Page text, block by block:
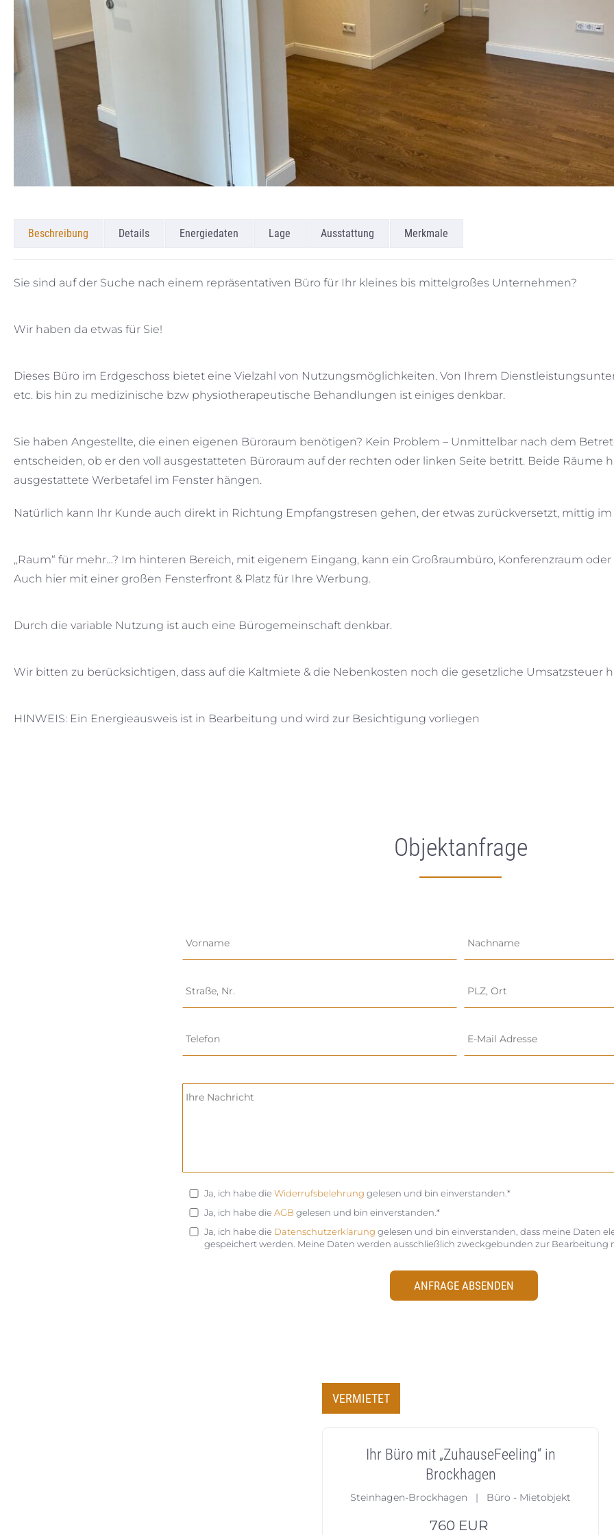
Beschreibung Details Energiedaten Lage Ausstattung Merkmale
Sie sind auf der Suche nach einem repräsentativen Büro für Ihr kleines bis mittelgroßes Unternehmen?
Wir haben da etwas für Sie!
Dieses Büro im Erdgeschoss bietet eine Vielzahl von Nutzungsmöglichkeiten. Von Ihrem
etc. bis hin zu medizinische bzw physiotherapeutische Behandlungen ist einiges denkbar.
Sie haben Angestellte, die einen eigenen Büroraum benötigen? Kein Problem – Unmittelbar nach dem
entscheiden, ob er den voll ausgestatteten Büroraum auf der rechten oder linken Seite betritt. Beide Räume
ausgestattete Werbetafel im Fenster hängen.
Natürlich kann Ihr Kunde auch direkt in Richtung Empfangstresen gehen, der etwas zurückversetzt, mittig
„Raum“ für mehr…? Im hinteren Bereich, mit eigenem Eingang, kann ein Großraumbüro, Konferenzraum
Auch hier mit einer großen Fensterfront & Platz für Ihre Werbung.
Durch die variable Nutzung ist auch eine Bürogemeinschaft denkbar.
Wir bitten zu berücksichtigen, dass auf die Kaltmiete & die Nebenkosten noch die gesetzliche Umsatzsteuer
HINWEIS: Ein Energieausweis ist in Bearbeitung und wird zur Besichtigung vorliegen
Objektanfrage
Ja, ich habe die Widerrufsbelehrung gelesen und bin einverstanden.*
Ja, ich habe die AGB gelesen und bin einverstanden.*
Ja, ich habe die Datenschutzerklärung gelesen und bin einverstanden, dass meine Daten
gespeichert werden. Meine Daten werden ausschließlich zweckgebunden zur Bearbeitung
ANFRAGE ABSENDEN
VERMIETET
Ihr Büro mit „ZuhauseFeeling“ in
Brockhagen
Steinhagen-Brockhagen | Büro - Mietobjekt
760 EUR